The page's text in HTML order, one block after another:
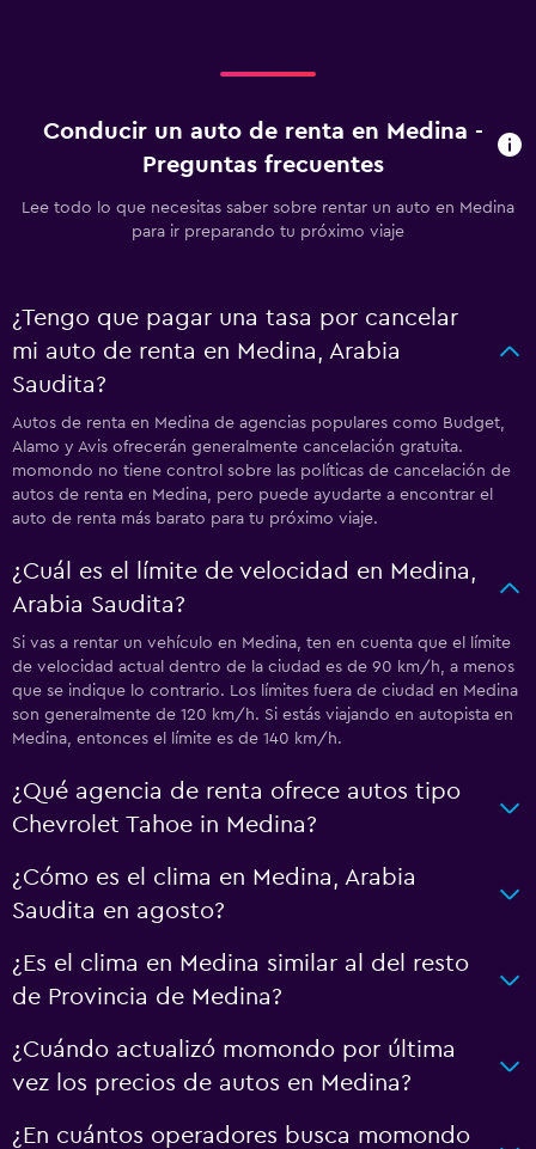
Conducir un auto de renta en Medina -
Preguntas frecuentes
Lee todo lo que necesitas saber sobre rentar un auto en Medina
para ir preparando tu próximo viaje
¿Tengo que pagar una tasa por cancelar
mi auto de renta en Medina, Arabia
Saudita?
Autos de renta en Medina de agencias populares como Budget,
Alamo y Avis ofrecerán generalmente cancelación gratuita.
momondo no tiene control sobre las políticas de cancelación de
autos de renta en Medina, pero puede ayudarte a encontrar el
auto de renta más barato para tu próximo viaje.
¿Cuál es el límite de velocidad en Medina,
Arabia Saudita?
Si vas a rentar un vehículo en Medina, ten en cuenta que el límite
de velocidad actual dentro de la ciudad es de 90 km/h, a menos
que se indique lo contrario. Los límites fuera de ciudad en Medina
son generalmente de 120 km/h. Si estás viajando en autopista en
Medina, entonces el límite es de 140 km/h.
¿Qué agencia de renta ofrece autos tipo
Chevrolet Tahoe in Medina?
¿Cómo es el clima en Medina, Arabia
Saudita en agosto?
¿Es el clima en Medina similar al del resto
de Provincia de Medina?
¿Cuándo actualizó momondo por última
vez los precios de autos en Medina?
¿En cuántos operadores busca momondo